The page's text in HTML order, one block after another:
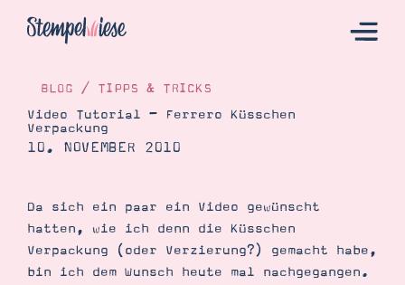
Hier Starten
Bestellen
Kontakt
BLOG / TIPPS & TRICKS
Video Tutorial – Ferrero Küsschen
Verpackung
10. NOVEMBER 2010
Da sich ein paar ein Video gewünscht
hatten, wie ich denn die Küsschen
Verpackung (oder Verzierung?) gemacht habe,
bin ich dem Wunsch heute mal nachgegangen.